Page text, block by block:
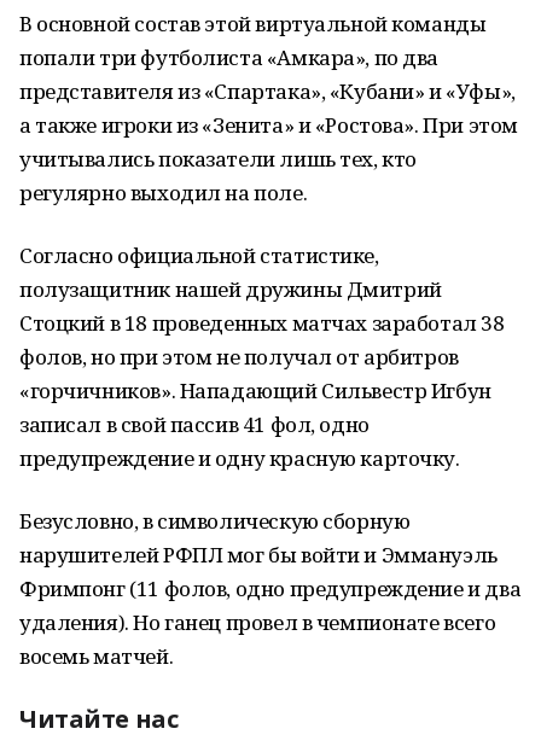
В основной состав этой виртуальной команды
попали три футболиста «Амкара», по два
представителя из «Спартака», «Кубани» и «Уфы»,
а также игроки из «Зенита» и «Ростова». При этом
учитывались показатели лишь тех, кто
регулярно выходил на поле.
Согласно официальной статистике,
полузащитник нашей дружины Дмитрий
Стоцкий в 18 проведенных матчах заработал 38
фолов, но при этом не получал от арбитров
«горчичников». Нападающий Сильвестр Игбун
записал в свой пассив 41 фол, одно
предупреждение и одну красную карточку.
Безусловно, в символическую сборную
нарушителей РФПЛ мог бы войти и Эммануэль
Фримпонг (11 фолов, одно предупреждение и два
удаления). Но ганец провел в чемпионате всего
восемь матчей.
Читайте нас